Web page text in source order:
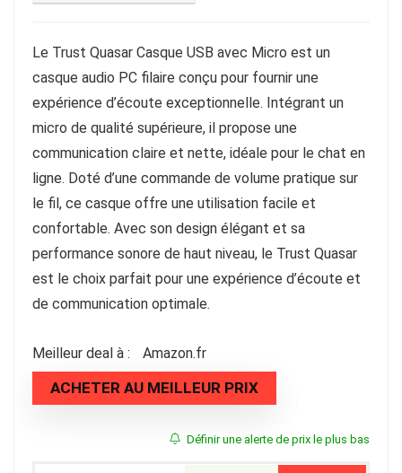
Le Trust Quasar Casque USB avec Micro est un
casque audio PC filaire conçu pour fournir une
expérience d’écoute exceptionnelle. Intégrant un
micro de qualité supérieure, il propose une
communication claire et nette, idéale pour le chat en
ligne. Doté d’une commande de volume pratique sur
le fil, ce casque offre une utilisation facile et
confortable. Avec son design élégant et sa
performance sonore de haut niveau, le Trust Quasar
est le choix parfait pour une expérience d’écoute et
de communication optimale.
Meilleur deal à : Amazon.fr
ACHETER AU MEILLEUR PRIX
Définir une alerte de prix le plus bas